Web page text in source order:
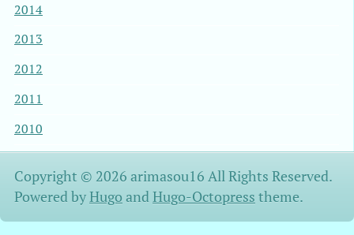
2014
2013
2012
2011
2010
Copyright © 2026 arimasou16 All Rights Reserved.
Powered byHugo andHugo-Octopress theme.